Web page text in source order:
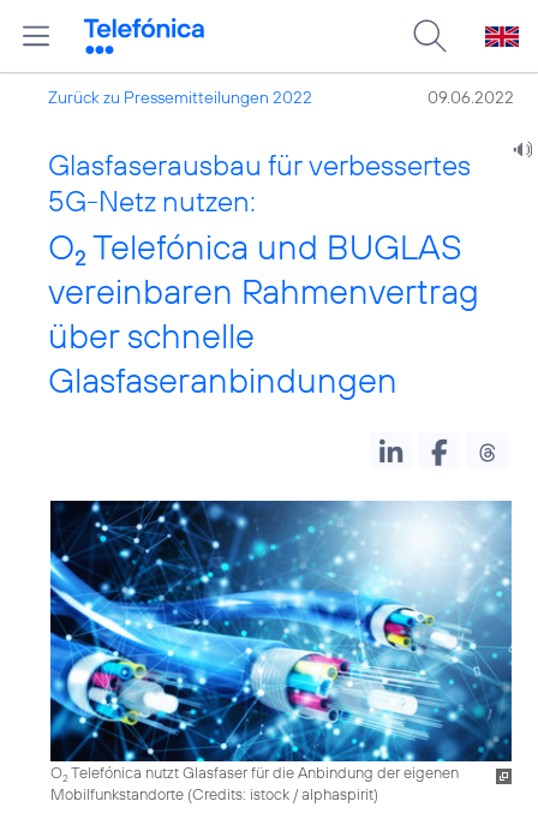
Zurück zu Pressemitteilungen 2022 09.06.2022
Glasfaserausbau für verbessertes
5G-Netz nutzen:
O2 Telefónica und BUGLAS
vereinbaren Rahmenvertrag
über schnelle
Glasfaseranbindungen
O2Telefónica nutzt Glasfaser für die Anbindung der eigenen
Mobilfunkstandorte (Credits: istock / alphaspirit)